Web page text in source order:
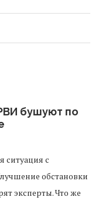
бушуют по
ситуация с
обстановки
эксперты. Что же